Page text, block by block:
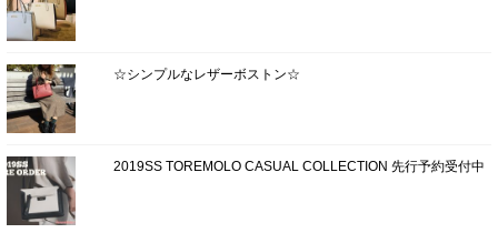
☆シンプルなレザーボストン☆
2019SS TOREMOLO CASUAL COLLECTION 先行予約受付中